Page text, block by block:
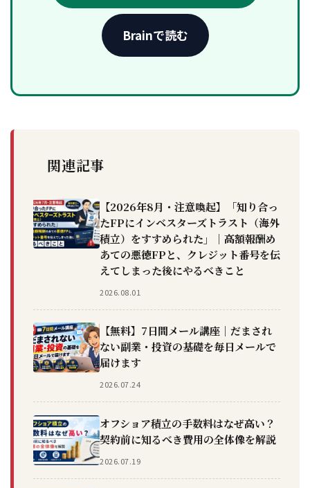
Brainで読む
関連記事
【2026年8月・注意喚起】「知り合っ
たFPにインベスターズトラスト（海外
積立）をすすめられた」｜高額報酬め
あての悪徳FPと、クレジット番号を伝
えてしまった後にやるべきこと
2026.08.01
【無料】7日間メール講座｜だまされ
ない副業・投資の基礎を毎日メールで
届けます
2026.07.24
オフショア積立の手数料はなぜ高い？
契約前に知るべき費用の全体像を解説
2026.07.19